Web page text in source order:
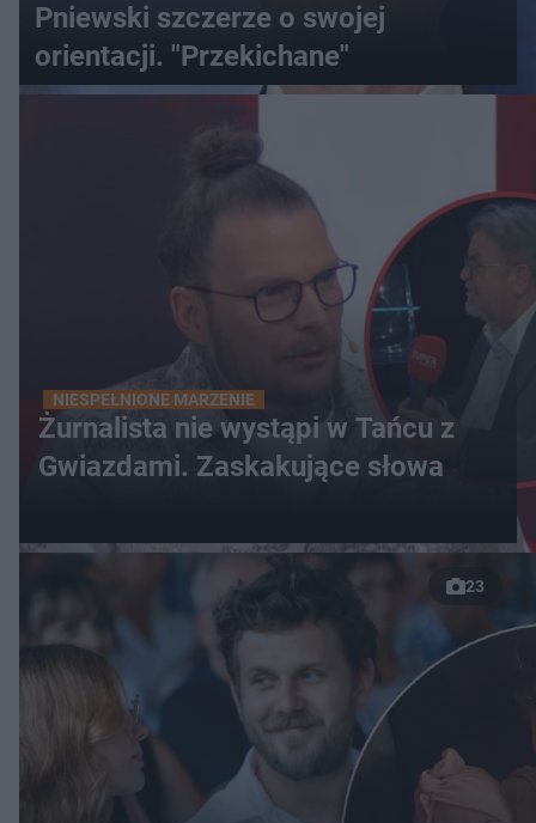
Pniewski szczerze o swojej
orientacji. "Przekichane"
NIESPEŁNIONE MARZENIE
Żurnalista nie wystąpi w Tańcu z
Gwiazdami. Zaskakujące słowa
23